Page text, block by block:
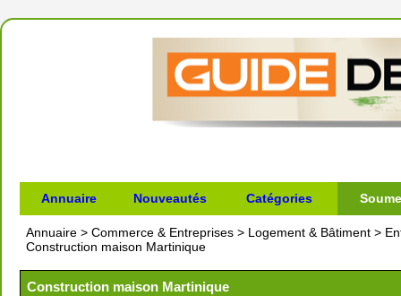
Annuaire Nouveautés Catégories
Annuaire > Commerce & Entreprises > Logement & Bâtiment >
Construction maison Martinique
Construction maison Martinique